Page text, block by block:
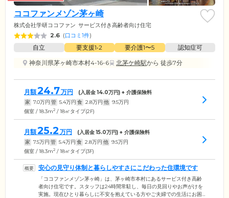
ココファンメゾン茅ヶ崎
株式会社学研ココファン サービス付き高齢者向け住宅
2.6 (口コミ1件)
自立 要支援1•2 要介護1〜5
認知症可
神奈川県茅ヶ崎市本村4-16-6
北茅ケ崎駅から 徒歩7分
月額24.7万円 (入居金14.0万円) + 介護保険料
家 7.0万円 管 5.4万円 食 2.8万円 他 9.5万円
個室 / 18.3m2 / 18㎡タイプ(2F)
月額25.2 万円 (入居金15.0万円) + 介護保険料
家 7.5万円 管 5.4万円 食 2.8万円 他 9.5万円
個室 / 18.3m2 / 18㎡タイプ(3F)
安心の見守り体制と暮らしやすさにこだわった住環境です
「ココファンメゾン茅ヶ崎」は、茅ヶ崎市本村にあるサービス付き高齢
者向け住宅です。スタッフは24時間常駐し、毎日の見回りやお声がけを
実施。現在ひとり暮らしに不安を抱えている方やご夫婦での生活にお困